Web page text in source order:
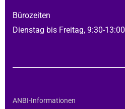
Bürozeiten
Dienstag bis Freitag, 9:30-13:00
ANBI-Informationen